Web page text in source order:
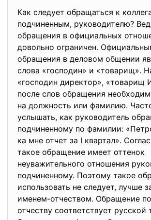
Как следует обращаться к
подчиненным, руководителю?
обращения в официальных
довольно ограничен.
обращения в деловом общении
слова «господин» и «товарищ».
«господин директор», «товарищ
после слов обращения
на должность или фамилию.
услышать, как руководитель
подчиненному по фамилии:
ка мне отчет за I квартал».
такое обращение имеет оттенок
неуважительного отношения
подчиненному. Поэтому такое
использовать не следует, лучше
именем-отчеством. Обращение
отчеству соответствует русской